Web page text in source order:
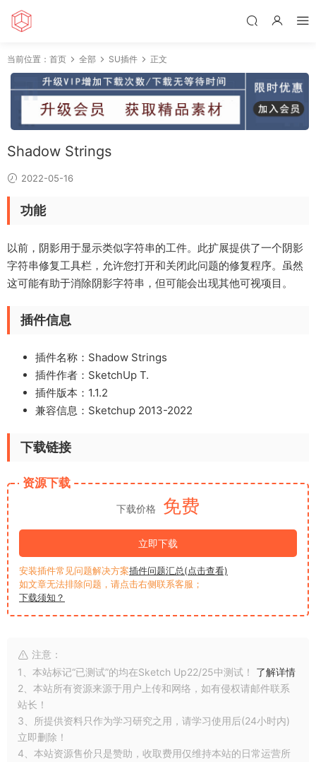
当前位置： 首页 全部 SU插件 正文
Shadow Strings
2022-05-16
功能
以前，阴影用于显示类似字符串的工件。此扩展提供了一个阴影
字符串修复工具栏，允许您打开和关闭此问题的修复程序。虽然
这可能有助于消除阴影字符串，但可能会出现其他可视项目。
插件信息
插件名称：Shadow Strings
插件作者：SketchUp T.
插件版本：1.1.2
兼容信息：Sketchup 2013-2022
下载链接
资源下载
下载价格 免费
立即下载
安装插件常见问题解决方案插件问题汇总(点击查看)
如文章无法排除问题，请点击右侧联系客服；
下载须知？
注意：
1、本站标记“已测试”的均在Sketch Up22/25中测试！ 了解详情
2、本站所有资源来源于用户上传和网络，如有侵权请邮件联系
站长！
3、所提供资料只作为学习研究之用，请学习使用后(24小时内)
立即删除！
4、本站资源售价只是赞助，收取费用仅维持本站的日常运营所